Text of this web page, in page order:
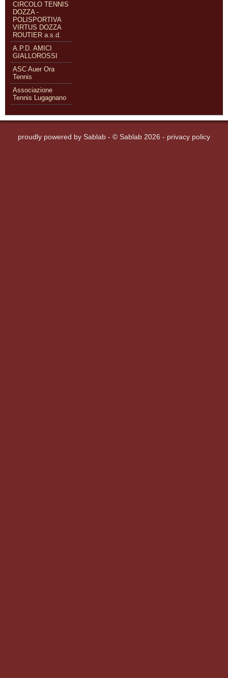
CIRCOLO TENNIS
DOZZA -
POLISPORTIVA
VIRTUS DOZZA
ROUTIER a.s.d.
A.P.D. AMICI
GIALLOROSSI
ASC Auer Ora
Tennis
Associazione
Tennis Lugagnano
proudly powered by Sablab - © Sablab 2026 - privacy policy